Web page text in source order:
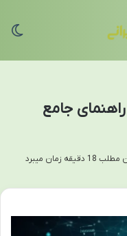
جامع
زمان میبرد